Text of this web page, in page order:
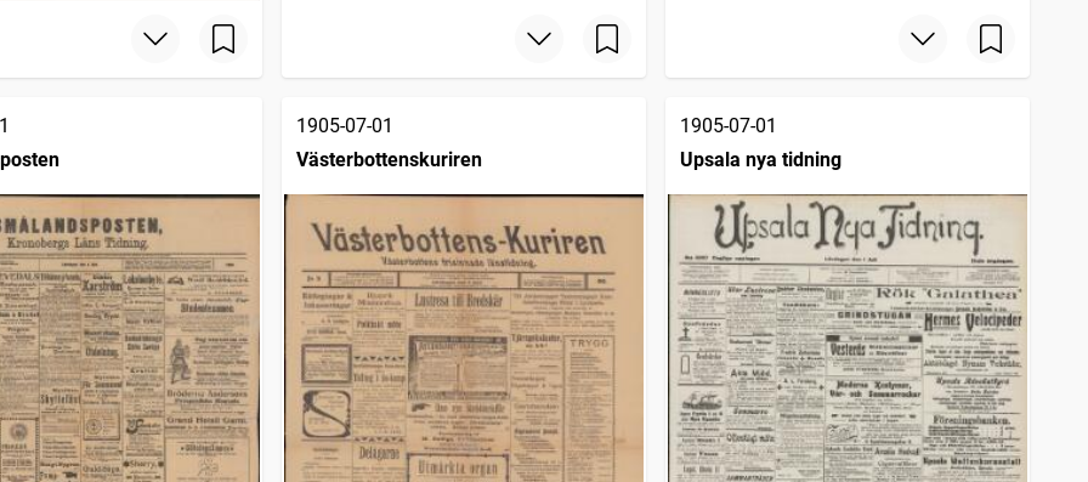
1905-07-01
Västerbottenskuriren
1905-07-01
Upsala nya tidning